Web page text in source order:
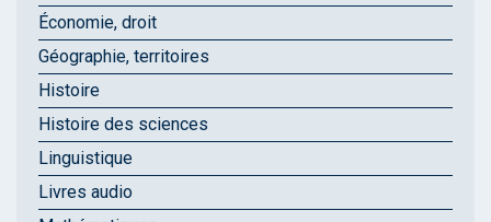
Économie, droit
Géographie, territoires
Histoire
Histoire des sciences
Linguistique
Livres audio